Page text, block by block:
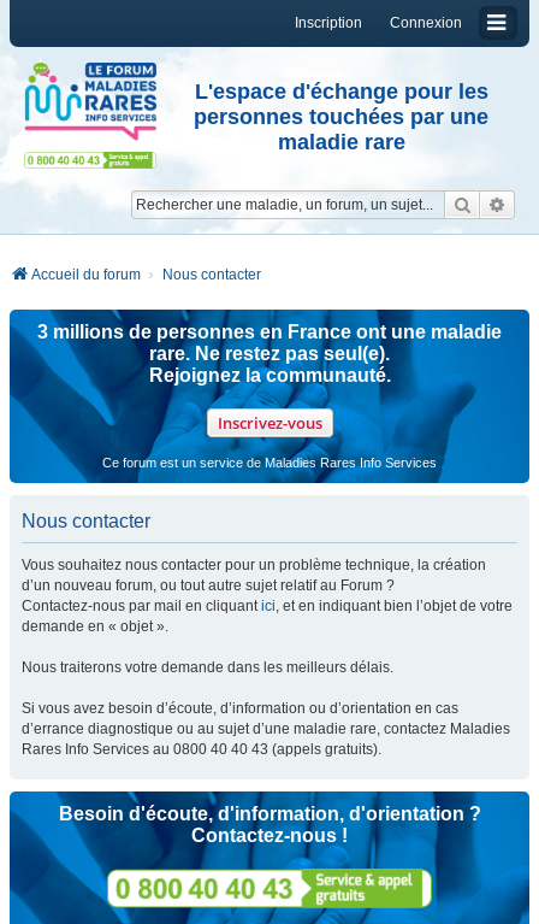
Connexion
Inscription
L'espace d'échange pour les
personnes touchées par une
maladie rare
Accueil du forum Nous contacter
3 millions de personnes en France ont une maladie
rare. Ne restez pas seul(e).
Rejoignez la communauté.
Inscrivez-vous
Ce forum est un service de Maladies Rares Info Services
Nous contacter
Vous souhaitez nous contacter pour un problème technique, la création
d’un nouveau forum, ou tout autre sujet relatif au Forum ?
Contactez-nous par mail en cliquantici, et en indiquant bien l’objet de votre
demande en « objet ».
Nous traiterons votre demande dans les meilleurs délais.
Si vous avez besoin d’écoute, d’information ou d’orientation en cas
d’errance diagnostique ou au sujet d’une maladie rare, contactez Maladies
Rares Info Services au 0800 40 40 43 (appels gratuits).
Besoin d'écoute, d'information, d'orientation ?
Contactez-nous !